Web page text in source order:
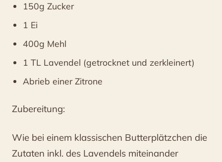
150g Zucker
1 Ei
400g Mehl
1 TL Lavendel (getrocknet und zerkleinert)
Abrieb einer Zitrone
Zubereitung:
Wie bei einem klassischen Butterplätzchen die
Zutaten inkl. des Lavendels miteinander